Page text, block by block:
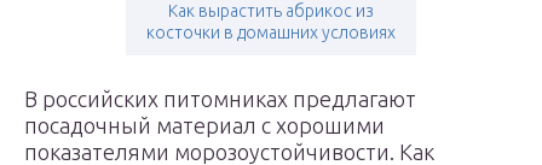
Как вырастить абрикос из
косточки в домашних условиях
В российских питомниках предлагают
посадочный материал с хорошими
показателями морозоустойчивости. Как